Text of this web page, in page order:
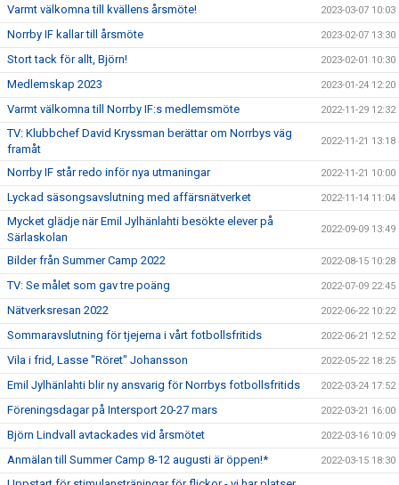
Varmt välkomna till kvällens årsmöte! 2023-03-07 10:03
Norrby IF kallar till årsmöte 2023-02-07 13:30
Stort tack för allt, Björn! 2023-02-01 10:30
Medlemskap 2023 2023-01-24 12:20
Varmt välkomna till Norrby IF:s medlemsmöte 2022-11-29 12:32
TV: Klubbchef David Kryssman berättar om Norrbys väg
framåt
2022-11-21 13:18
Norrby IF står redo inför nya utmaningar 2022-11-21 10:00
Lyckad säsongsavslutning med affärsnätverket 2022-11-14 11:04
Mycket glädje när Emil Jylhänlahti besökte elever på
Särlaskolan
2022-09-09 13:49
Bilder från Summer Camp 2022 2022-08-15 10:28
TV: Se målet som gav tre poäng 2022-07-09 22:45
Nätverksresan 2022 2022-06-22 10:22
Sommaravslutning för tjejerna i vårt fotbollsfritids 2022-06-21 12:52
Vila i frid, Lasse "Röret" Johansson 2022-05-22 18:25
Emil Jylhänlahti blir ny ansvarig för Norrbys fotbollsfritids 2022-03-24 17:52
Föreningsdagar på Intersport 20-27 mars 2022-03-21 16:00
Björn Lindvall avtackades vid årsmötet 2022-03-16 10:09
Anmälan till Summer Camp 8-12 augusti är öppen!* 2022-03-15 18:30